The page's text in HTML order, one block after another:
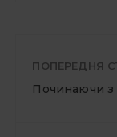
ПОПЕРЕДНЯ
Починаючи з